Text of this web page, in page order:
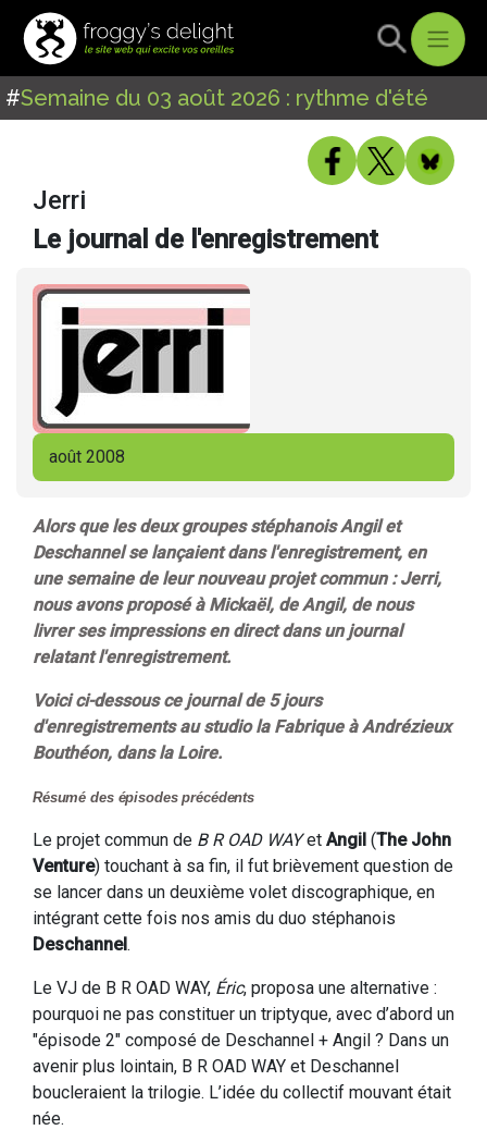
#Semaine du 03 août 2026 : rythme d'été
Jerri
Le journal de l'enregistrement
août 2008
Alors que les deux groupes stéphanois Angil et
Deschannel se lançaient dans l'enregistrement, en
une semaine de leur nouveau projet commun : Jerri,
nous avons proposé à Mickaël, de Angil, de nous
livrer ses impressions en direct dans un journal
relatant l'enregistrement.
Voici ci-dessous ce journal de 5 jours
d'enregistrements au studio la Fabrique à Andrézieux
Bouthéon, dans la Loire.
Résumé des épisodes précédents
Le projet commun de B R OAD WAYet Angil (The John
Venture) touchant à sa fin, il fut brièvement question de
se lancer dans un deuxième volet discographique, en
intégrant cette fois nos amis du duo stéphanois
Deschannel.
Le VJ de B R OAD WAY, Éric, proposa une alternative :
pourquoi ne pas constituer un triptyque, avec d’abord un
"épisode 2" composé de Deschannel + Angil ? Dans un
avenir plus lointain, B R OAD WAY et Deschannel
boucleraient la trilogie. L’idée du collectif mouvant était
née.